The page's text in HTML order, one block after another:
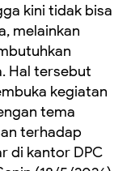
kini tidak bisa
melainkan
Hal tersebut
kegiatan
tema
terhadap
di kantor DPC